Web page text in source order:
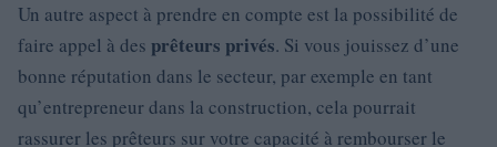
Un autre aspect à prendre en compte est la possibilité de
faire appel à des prêteurs privés. Si vous jouissez d’une
bonne réputation dans le secteur, par exemple en tant
qu’entrepreneur dans la construction, cela pourrait
rassurer les prêteurs sur votre capacité à rembourser le